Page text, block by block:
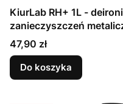
KiurLab RH+ 1L -
zanieczyszczeń
Cena
47,90 zł
Do koszyka